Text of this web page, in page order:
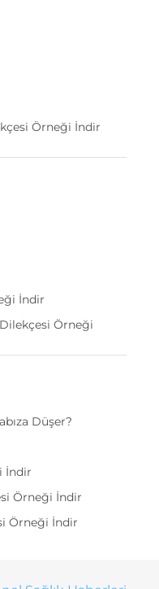
Örneği İndir
İndir
Örneği
Düşer?
İndir
Örneği İndir
Örneği İndir